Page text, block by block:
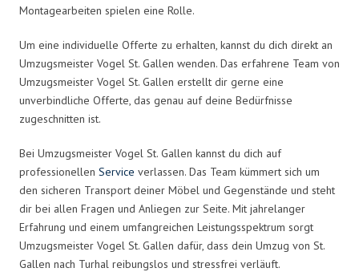
Montagearbeiten spielen eine Rolle.
Um eine individuelle Offerte zu erhalten, kannst du dich direkt an
Umzugsmeister Vogel St. Gallen wenden. Das erfahrene Team von
Umzugsmeister Vogel St. Gallen erstellt dir gerne eine
unverbindliche Offerte, das genau auf deine Bedürfnisse
zugeschnitten ist.
Bei Umzugsmeister Vogel St. Gallen kannst du dich auf
professionellen Service verlassen. Das Team kümmert sich um
den sicheren Transport deiner Möbel und Gegenstände und steht
dir bei allen Fragen und Anliegen zur Seite. Mit jahrelanger
Erfahrung und einem umfangreichen Leistungsspektrum sorgt
Umzugsmeister Vogel St. Gallen dafür, dass dein Umzug von St.
Gallen nach Turhal reibungslos und stressfrei verläuft.